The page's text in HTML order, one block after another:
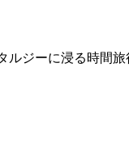
ルジーに浸る時間